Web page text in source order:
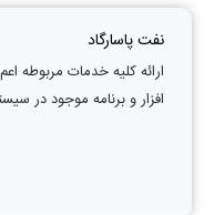
نفت پاسارگاد
ارائه کلیه خدمات مربوطه
افزار و برنامه موجود در